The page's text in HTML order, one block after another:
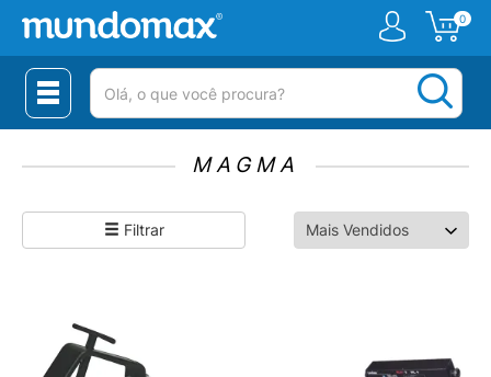
0
(pesquisar)
MAGMA
Filtrar